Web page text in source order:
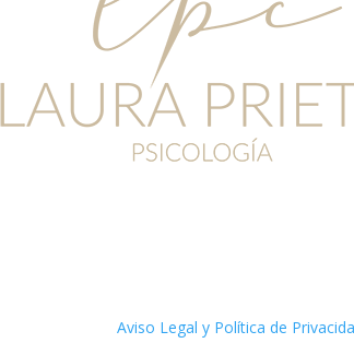
Aviso Legal y Política de